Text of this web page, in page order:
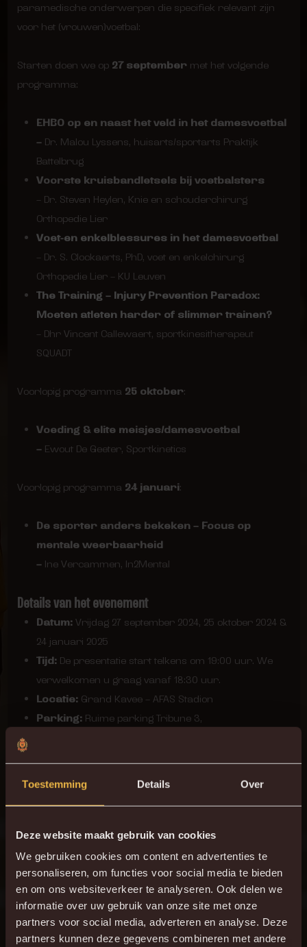
Toestemming Details Over
Deze website maakt gebruik van cookies
We gebruiken cookies om content en advertenties te
personaliseren, om functies voor social media te bieden
en om ons websiteverkeer te analyseren. Ook delen we
informatie over uw gebruik van onze site met onze
partners voor social media, adverteren en analyse. Deze
partners kunnen deze gegevens combineren met andere
paramedische onderwerpen die specifiek relevant zijn
voor het (vrouwen)voetbal:
Starten doen we op 27 septembermet het volgende
programma:
EHBO op en naast het veld in het damesvoetbal
– Dr. Malou Lyssens, huisarts/sportarts Praktijk
Battelbrug
Voorste kruisbandletsels bij voetbalsters
– Dr. Steven Heylen, Knie en schouderchirurg
Orthopedie Lier
Voet-en enkelblessures in het damesvoetbal
– Dr. S. Clockaerts, PhD, voet en enkelchirurg
Orthopedie Lier – KU Leuven
The Training – Injury Prevention Paradox:
Moeten atleten harder of slimmer trainen?
– Dhr Vincent Callewaert, sportkinesitherapeut
SQUADT
Voorlopig programma 25 oktober:
Voeding & elite meisjes/damesvoetbal
– Ewout De Geeter, Sportkinetics
Voorlopig programma 24 januari:
De sporter anders bekeken – Focus op
mentale weerbaarheid
– Ine Vercammen, In2Mental
Details van het evenement
Datum:Vrijdag 27 september 2024, 25 oktober 2024 &
24 januari 2025
Tijd:De presentatie start telkens om 19:00 uur. We
verwelkomen u graag vanaf 18:30 uur.
Locatie:Grand Kavee – AFAS Stadion
Parking:Ruime parking Tribune 3,
Wat te verwachten?
zoals knie- en enkelblessures, en hoe deze voorkomen en
behandeld kunnen worden. Naast de medische aspecten,
wordt ook ingegaan op de belangrijke rol van
fysiotherapie en revalidatie.
Deze avond biedt een unieke kans om te leren van experts